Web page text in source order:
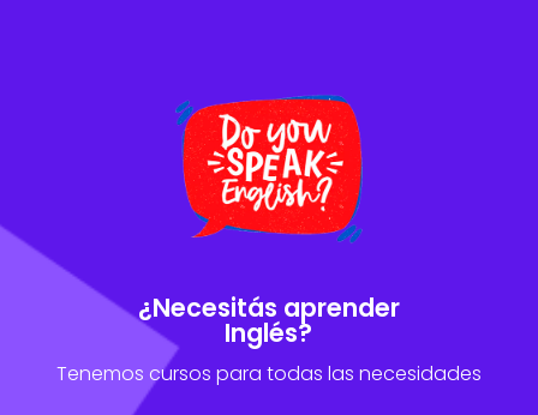
¿Necesitás aprender
Inglés?
Tenemos cursos para todas las necesidades